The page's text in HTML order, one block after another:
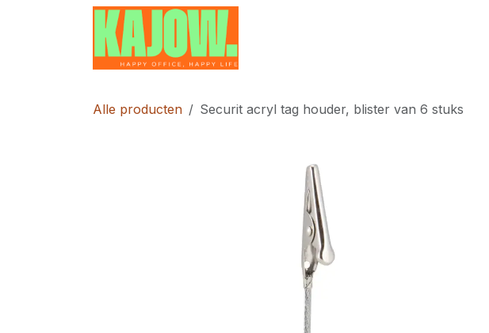
Overslaan naar inhoud
Alle producten Securit acryl tag houder, blister van 6 stuks